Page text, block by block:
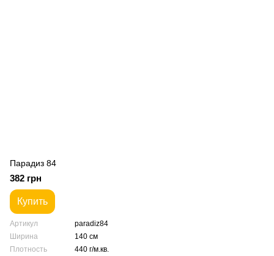
Парадиз 84
382 грн
Купить
Артикул
paradiz84
Ширина
140 см
Плотность
440 г/м.кв.